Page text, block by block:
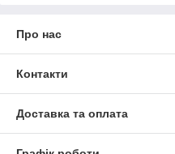
Про нас
Контакти
Доставка та оплата